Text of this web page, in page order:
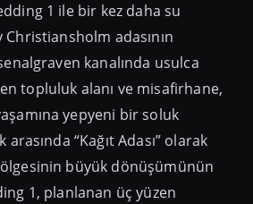
1 ile bir kez daha su
Christiansholm adasının
kanalında usulca
topluluk alanı ve misafirhane,
yepyeni bir soluk
“Kağıt Adası” olarak
büyük dönüşümünün
1, planlanan üç yüzen